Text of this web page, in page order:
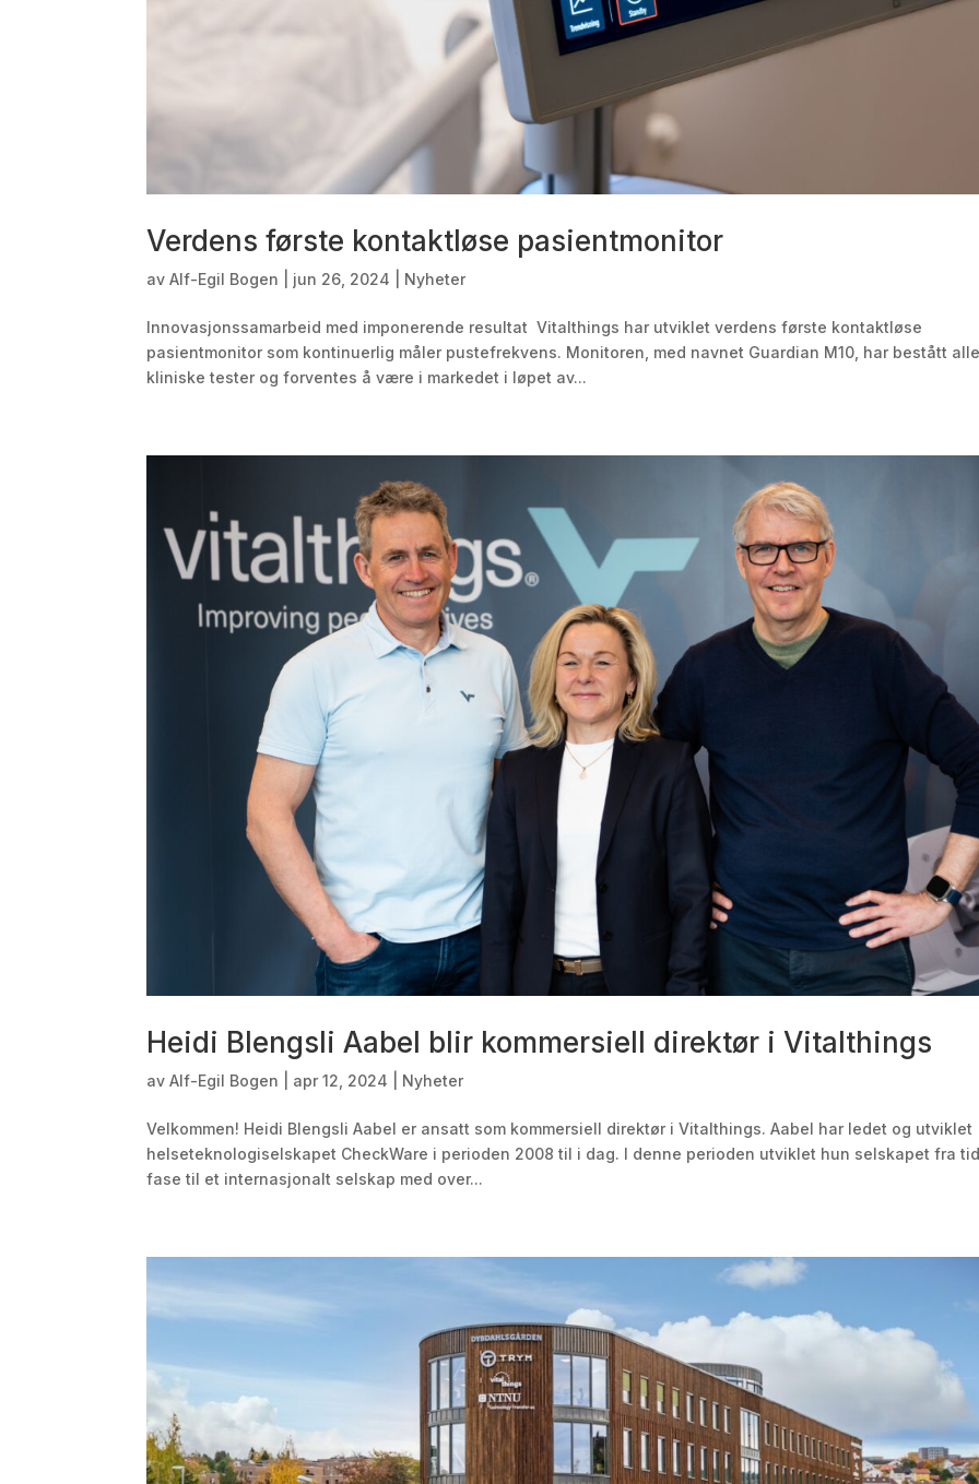
Verdens første kontaktløse pasientmonitor
avAlf-Egil Bogen jun 26, 2024 Nyheter
Innovasjonssamarbeid med imponerende resultat Vitalthings har utviklet verdens første kontaktløse
pasientmonitor som kontinuerlig måler pustefrekvens. Monitoren, med navnet Guardian M10, har bestått
kliniske tester og forventes å være i markedet i løpet av...
Heidi Blengsli Aabel blir kommersiell direktør i Vitalthings
avAlf-Egil Bogen apr 12, 2024 Nyheter
Velkommen! Heidi Blengsli Aabel er ansatt som kommersiell direktør i Vitalthings. Aabel har ledet og utviklet
helseteknologiselskapet CheckWare i perioden 2008 til i dag. I denne perioden utviklet hun selskapet fra
fase til et internasjonalt selskap med over...